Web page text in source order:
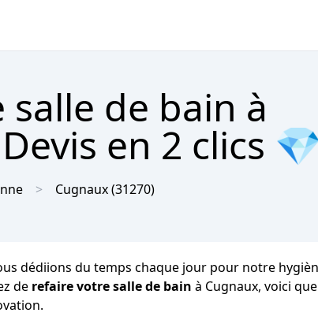
de bain à
en 2 clics
Cugnaux(31270)
dédiions du temps chaque jour pour notre
de refaire votre salle de bain à Cugnaux, voici